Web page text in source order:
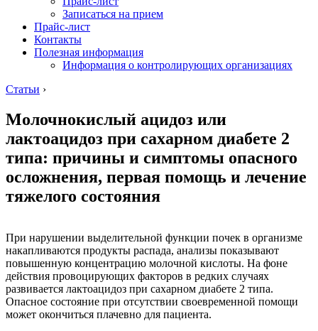
Записаться на прием
Прайс-лист
Контакты
Полезная информация
Информация о контролирующих организациях
Статьи ›
Молочнокислый ацидоз или
лактоацидоз при сахарном диабете 2
типа: причины и симптомы опасного
осложнения, первая помощь и лечение
тяжелого состояния
При нарушении выделительной функции почек в организме
накапливаются продукты распада, анализы показывают
повышенную концентрацию молочной кислоты. На фоне
действия провоцирующих факторов в редких случаях
развивается лактоацидоз при сахарном диабете 2 типа.
Опасное состояние при отсутствии своевременной помощи
может окончиться плачевно для пациента.